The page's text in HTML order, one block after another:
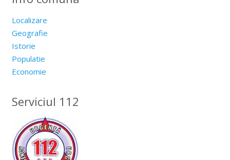
Localizare
Geografie
Istorie
Populatie
Economie
Serviciul 112